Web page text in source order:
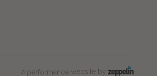
a performancewebsite by